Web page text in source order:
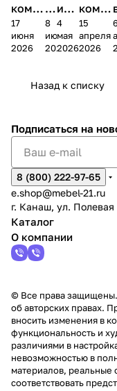
комп
ании
Мело
17
июня
2026
и
д
к
2
8
июня
2026
ия в
Чеб
окс
4
мая
2026
комп
ании
Мело
15
апреля
2026
Назад к списку
Подписаться на
8 (800) 222-97-65
e.shop@mebel-21.ru
г. Канаш, ул. Полевая
Каталог
О компании
© Все права
об авторских правах.
вносить изменения в
функциональность и
различиями в
невозможностью в
материалов, реальные
соответствовать